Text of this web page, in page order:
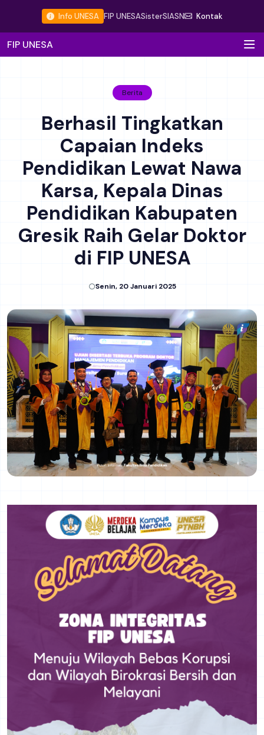
Info UNESA FIP UNESASisterSIASN Kontak
FIP UNESA
Berita
Berhasil Tingkatkan
Capaian Indeks
Pendidikan Lewat Nawa
Karsa, Kepala Dinas
Pendidikan Kabupaten
Gresik Raih Gelar Doktor
di FIP UNESA
Senin, 20 Januari 2025